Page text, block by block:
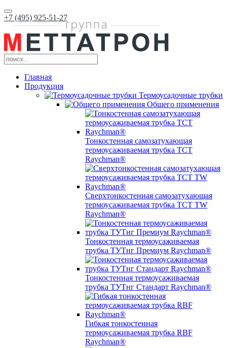
+7 (495) 925-51-27
Главная
Продукция
Термоусадочные трубки
Общего применения
Тонкостенная самозатухающая
термоусаживаемая трубка ТCT
Raychman®
Сверхтонкостенная самозатухающая
термоусаживаемая трубка ТCT TW
Raychman®
Тонкостенная термоусаживаемая
трубка ТУТнг Премиум Raychman®
Тонкостенная термоусаживаемая
трубка ТУТнг Стандарт Raychman®
Гибкая тонкостенная
термоусаживаемая трубка RBF
Raychman®